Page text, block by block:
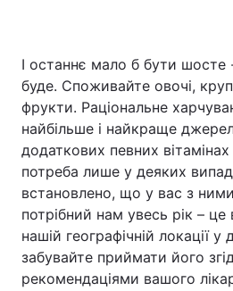
І останнє мало б бути шосте
буде. Споживайте овочі,
фрукти. Раціональне
найбільше і найкраще
додаткових певних
потреба лише у деяких
встановлено, що у вас з
потрібний нам увесь рік – це
нашій географічній локації у
забувайте приймати його
рекомендаціями вашого